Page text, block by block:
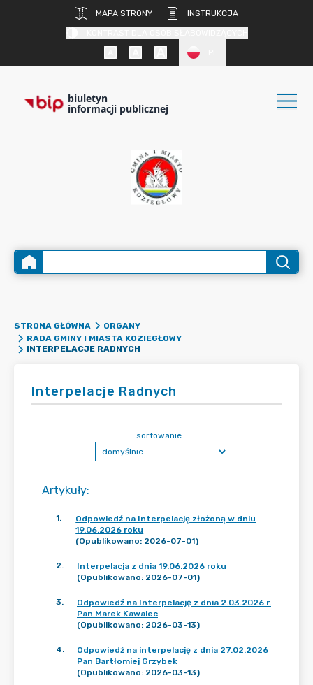
MAPA STRONY
INSTRUKCJA
biuletyn
informacji publicznej
STRONA GŁÓWNA
ORGANY
RADA GMINY I MIASTA KOZIEGŁOWY
INTERPELACJE RADNYCH
Interpelacje Radnych
Artykuły:
sortowanie:
1.
Odpowiedź na Interpelację złożoną w dniu
19.06.2026 roku
(Opublikowano: 2026-07-01)
2.
Interpelacja z dnia 19.06.2026 roku
(Opublikowano: 2026-07-01)
3.
Odpowiedź na Interpelację z dnia 2.03.2026 r.
Pan Marek Kawalec
(Opublikowano: 2026-03-13)
4.
Odpowiedź na interpelację z dnia 27.02.2026
Pan Bartłomiej Grzybek
(Opublikowano: 2026-03-13)